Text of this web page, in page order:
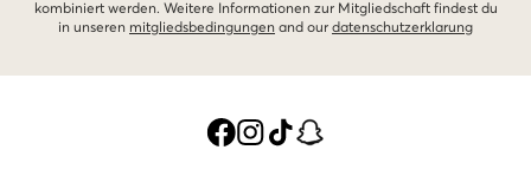
kombiniert werden. Weitere Informationen zur Mitgliedschaft findest du
in unseren mitgliedsbedingungen and our datenschutzerklarung